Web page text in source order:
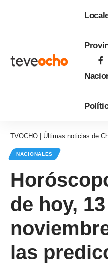
TVOCHO | Últimas noticias de
NACIONALES
de hoy,
las